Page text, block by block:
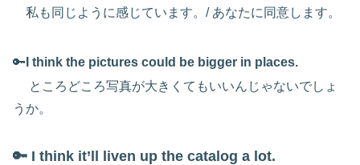
私も同じように感じています。/ あなたに同意します。
🔑 I think the pictures could be bigger in places.
ところどころ写真が大きくてもいいんじゃないでしょ
うか。
🔑 I think it’ll liven up the catalog a lot.